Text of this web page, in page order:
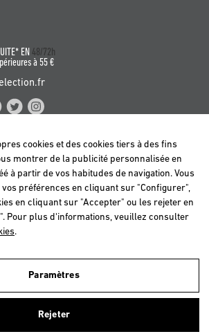
cookies et ceux de tiers afin d'analyser nos
meilleur service. Si vous continuez à naviguer,
EN 48/72h
à 55 €
BELGIË / BELGIQUE
DEUTSCHLAND
ITALIA
NEDERLAND
ÖSTERREICH
cookies et des cookies tiers à des fins
montrer de la publicité personnalisée en
à partir de vos habitudes de navigation. Vous
préférences en cliquant sur "Configurer",
en cliquant sur "Accepter" ou les rejeter en
Pour plus d'informations, veuillez consulter
.
Paramètres
Rejeter